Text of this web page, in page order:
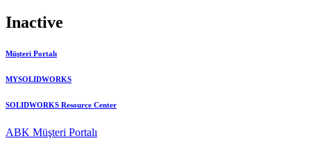
Inactive
Müşteri Portalı
MYSOLIDWORKS
SOLIDWORKS Resource Center
ABK Müşteri Portalı